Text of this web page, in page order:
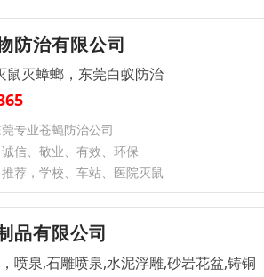
防治有限公司
鼠灭蟑螂，东莞白蚁防治
专业苍蝇防治公司
信、敬业、有效、环保
荐，学校、车站、医院灭鼠
品有限公司
喷泉,石雕喷泉,水泥浮雕,砂岩花盆,铸铜